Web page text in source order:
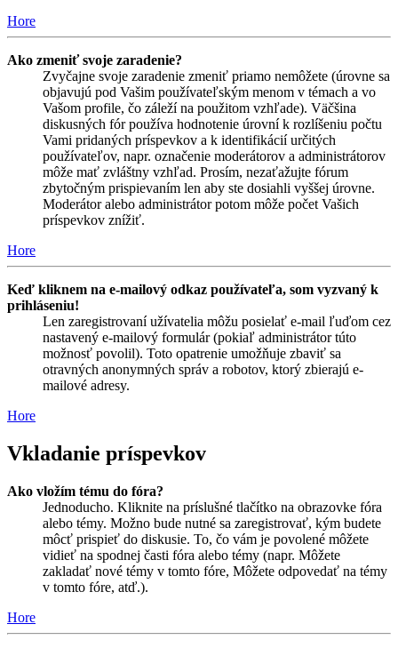
Hore
Ako zmeniť svoje zaradenie?
Zvyčajne svoje zaradenie zmeniť priamo nemôžete (úrovne sa
objavujú pod Vašim používateľským menom v témach a vo
Vašom profile, čo záleží na použitom vzhľade). Väčšina
diskusných fór používa hodnotenie úrovní k rozlíšeniu počtu
Vami pridaných príspevkov a k identifikácií určitých
používateľov, napr. označenie moderátorov a administrátorov
môže mať zvláštny vzhľad. Prosím, nezaťažujte fórum
zbytočným prispievaním len aby ste dosiahli vyššej úrovne.
Moderátor alebo administrátor potom môže počet Vašich
príspevkov znížiť.
Hore
Keď kliknem na e-mailový odkaz používateľa, som vyzvaný k
prihláseniu!
Len zaregistrovaní užívatelia môžu posielať e-mail ľuďom cez
nastavený e-mailový formulár (pokiaľ administrátor túto
možnosť povolil). Toto opatrenie umožňuje zbaviť sa
otravných anonymných správ a robotov, ktorý zbierajú e-
mailové adresy.
Hore
Vkladanie príspevkov
Ako vložím tému do fóra?
Jednoducho. Kliknite na príslušné tlačítko na obrazovke fóra
alebo témy. Možno bude nutné sa zaregistrovať, kým budete
môcť prispieť do diskusie. To, čo vám je povolené môžete
vidieť na spodnej časti fóra alebo témy (napr. Môžete
zakladať nové témy v tomto fóre, Môžete odpovedať na témy
v tomto fóre, atď.).
Hore